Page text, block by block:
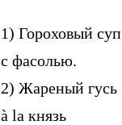
1) Гороховый суп
с фасолью.
2) Жареный гусь
à la князь